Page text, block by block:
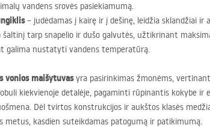
vandens srovės pasiekiamumą.
– judėdamas į kairę ir į dešinę, leidžia sklandžiai ir
šaltinį tarp snapelio ir dušo galvutės, užtikrinant
galima nustatyti vandens temperatūrą.
vonios maišytuvasyra pasirinkimas žmonėms,
kiekvienoje detalėje, pagaminti rūpinantis kokybe ir
Dėl tvirtos konstrukcijos ir aukštos klasės
metus, kasdien suteikdamas patogumą ir patikimumą.